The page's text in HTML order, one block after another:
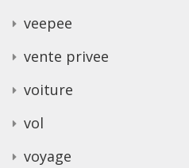
veepee
vente privee
voiture
vol
voyage